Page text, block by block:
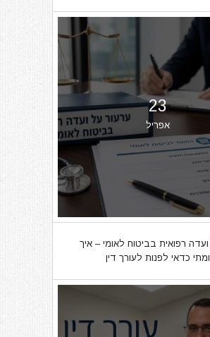
23
אפריל
רפואית בביטוח לאומי – איך
כדאי לפנות לעורך דין